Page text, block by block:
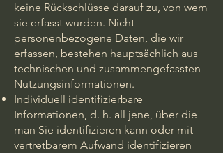
keine Rückschlüsse darauf zu, von wem
sie erfasst wurden. Nicht
personenbezogene Daten, die wir
erfassen, bestehen hauptsächlich aus
technischen und zusammengefassten
Nutzungsinformationen.
Individuell identifizierbare
Informationen, d. h. all jene, über die
man Sie identifizieren kann oder mit
vertretbarem Aufwand identifizieren